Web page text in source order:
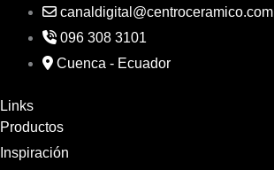
canaldigital@centroceramico.com
096 308 3101
Cuenca - Ecuador
Links
Productos
Inspiración